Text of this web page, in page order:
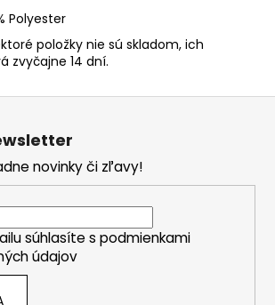
Polyester
položky nie sú skladom, ich
zvyčajne 14 dní.
novinky či zľavy!
súhlasíte s podmienkami
údajov